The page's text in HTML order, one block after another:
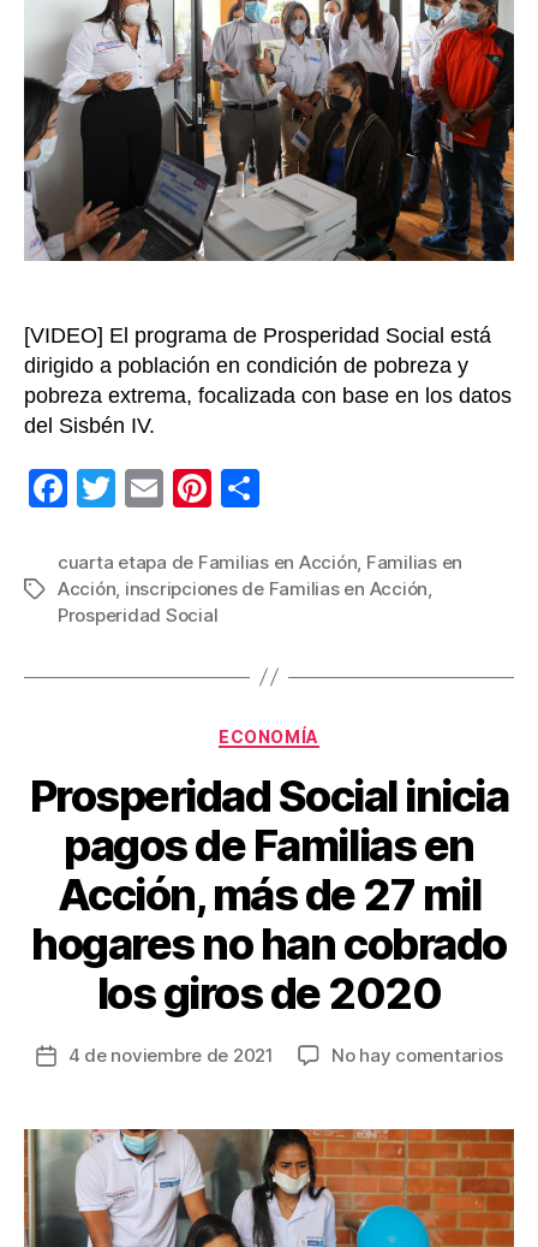
de
su
así
el
[VIDEO] El programa de Prosperidad Social está
dirigido a población en condición de pobreza y
pobreza extrema, focalizada con base en los datos
del Sisbén IV.
F
c
e
o
T
tt
er
E
ail
Pi
er
e
m
p
tir
Etiquetas
cuarta etapa de Familias en Acción, Familias en
Acción, inscripciones de Familias en Acción,
Prosperidad Social
Categorías
ECONOMÍA
Prosperidad Social inicia
pagos de Familias en
Acción, más de 27 mil
hogares no han cobrado
los giros de 2020
Fecha
entrada
4 de noviembre de 2021 No hay comentariosen
de